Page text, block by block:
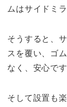
ムはサイドミ
そうすると、
スを覆い、ゴ
なく、安心です
そして設置も